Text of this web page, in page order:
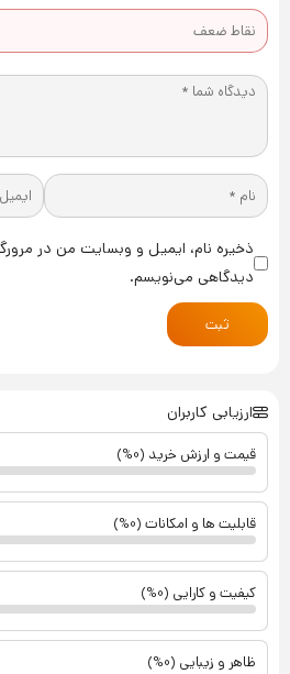
ذخیره نام، ایمیل و وبسایت من در
دیدگاهی می‌نویسم.
ثبت
ارزیابی کاربران
قیمت و ارزش خرید (0%)
قابلیت ها و امکانات (0%)
کیفیت و کارایی (0%)
ظاهر و زیبایی (0%)